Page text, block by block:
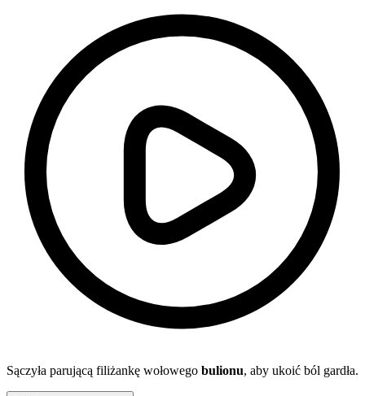
Sączyła parującą filiżankę wołowego bulionu, aby ukoić ból gardła.